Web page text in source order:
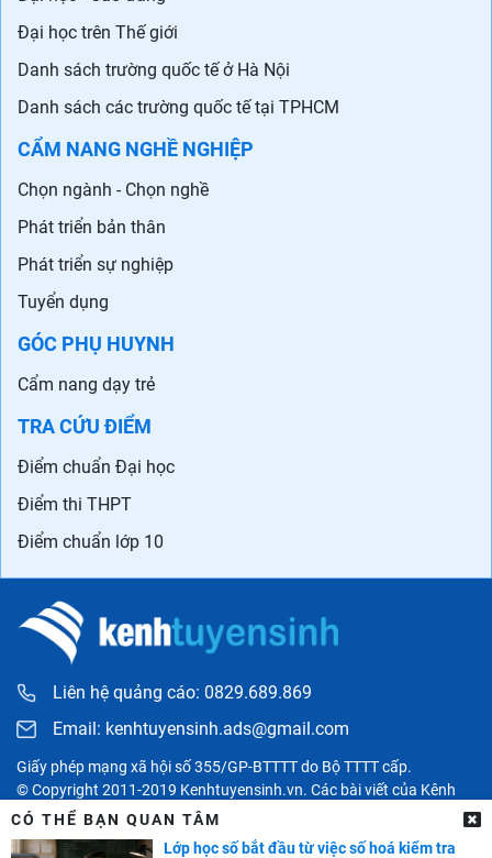
Đại học trên Thế giới
Danh sách trường quốc tế ở Hà Nội
Danh sách các trường quốc tế tại TPHCM
CẨM NANG NGHỀ NGHIỆP
Chọn ngành - Chọn nghề
Phát triển bản thân
Phát triển sự nghiệp
Tuyển dụng
GÓC PHỤ HUYNH
Cẩm nang dạy trẻ
TRA CỨU ĐIỂM
Điểm chuẩn Đại học
Điểm thi THPT
Điểm chuẩn lớp 10
Liên hệ quảng cáo: 0829.689.869
Email: kenhtuyensinh.ads@gmail.com
Giấy phép mạng xã hội số 355/GP-BTTTT do Bộ TTTT cấp.
© Copyright 2011-2019 Kenhtuyensinh.vn. Các bài viết của Kênh
tuyển sinh chỉ có tính chất tham khảo, được tổng hợp từ các nguồn
uy tín khác và bản quyền thuộc về các đối tác. Mọi thông tin liên
CÓ THỂ BẠN QUAN TÂM
Lớp học số bắt đầu từ việc số hoá kiểm tra